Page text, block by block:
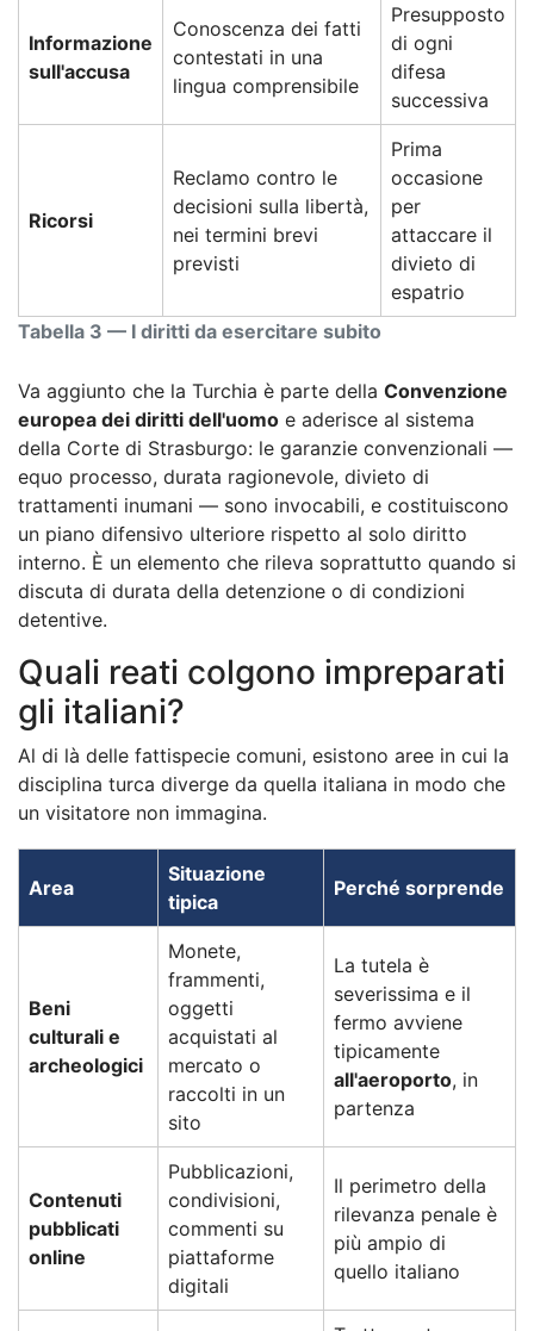
Tabella 3 — I diritti da esercitare subito
Informazione
sull'accusa
Conoscenza dei fatti
contestati in una
lingua comprensibile
Presupposto
di ogni
difesa
successiva
Ricorsi
Reclamo contro le
decisioni sulla libertà,
nei termini brevi
previsti
Prima
occasione
per
attaccare il
divieto di
espatrio
Va aggiunto che la Turchia è parte della Convenzione
europea dei diritti dell'uomo e aderisce al sistema
della Corte di Strasburgo: le garanzie convenzionali —
equo processo, durata ragionevole, divieto di
trattamenti inumani — sono invocabili, e costituiscono
un piano difensivo ulteriore rispetto al solo diritto
interno. È un elemento che rileva soprattutto quando si
discuta di durata della detenzione o di condizioni
detentive.
Quali reati colgono impreparati
gli italiani?
Al di là delle fattispecie comuni, esistono aree in cui la
disciplina turca diverge da quella italiana in modo che
un visitatore non immagina.
Area
Situazione
tipica
Perché sorprende
Beni
culturali e
archeologici
Monete,
frammenti,
oggetti
acquistati al
mercato o
raccolti in un
sito
La tutela è
severissima e il
fermo avviene
tipicamente
all'aeroporto, in
partenza
Contenuti
pubblicati
online
Pubblicazioni,
condivisioni,
commenti su
piattaforme
digitali
Il perimetro della
rilevanza penale è
più ampio di
quello italiano